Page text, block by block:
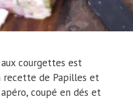
courgettes est
de Papilles et
coupé en dés et